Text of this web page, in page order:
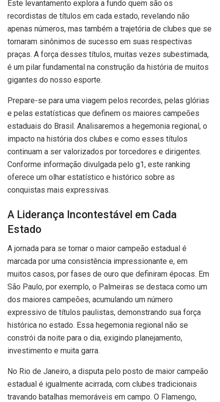
Este levantamento explora a fundo quem são os
recordistas de títulos em cada estado, revelando não
apenas números, mas também a trajetória de clubes que se
tornaram sinônimos de sucesso em suas respectivas
praças. A força desses títulos, muitas vezes subestimada,
é um pilar fundamental na construção da história de muitos
gigantes do nosso esporte.
Prepare-se para uma viagem pelos recordes, pelas glórias
e pelas estatísticas que definem os maiores campeões
estaduais do Brasil. Analisaremos a hegemonia regional, o
impacto na história dos clubes e como esses títulos
continuam a ser valorizados por torcedores e dirigentes.
Conforme informação divulgada pelo g1, este ranking
oferece um olhar estatístico e histórico sobre as
conquistas mais expressivas.
A Liderança Incontestável em Cada
Estado
A jornada para se tornar o maior campeão estadual é
marcada por uma consistência impressionante e, em
muitos casos, por fases de ouro que definiram épocas. Em
São Paulo, por exemplo, o Palmeiras se destaca como um
dos maiores campeões, acumulando um número
expressivo de títulos paulistas, demonstrando sua força
histórica no estado. Essa hegemonia regional não se
constrói da noite para o dia, exigindo planejamento,
investimento e muita garra.
No Rio de Janeiro, a disputa pelo posto de maior campeão
estadual é igualmente acirrada, com clubes tradicionais
travando batalhas memoráveis em campo. O Flamengo,